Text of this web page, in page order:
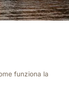
funziona la